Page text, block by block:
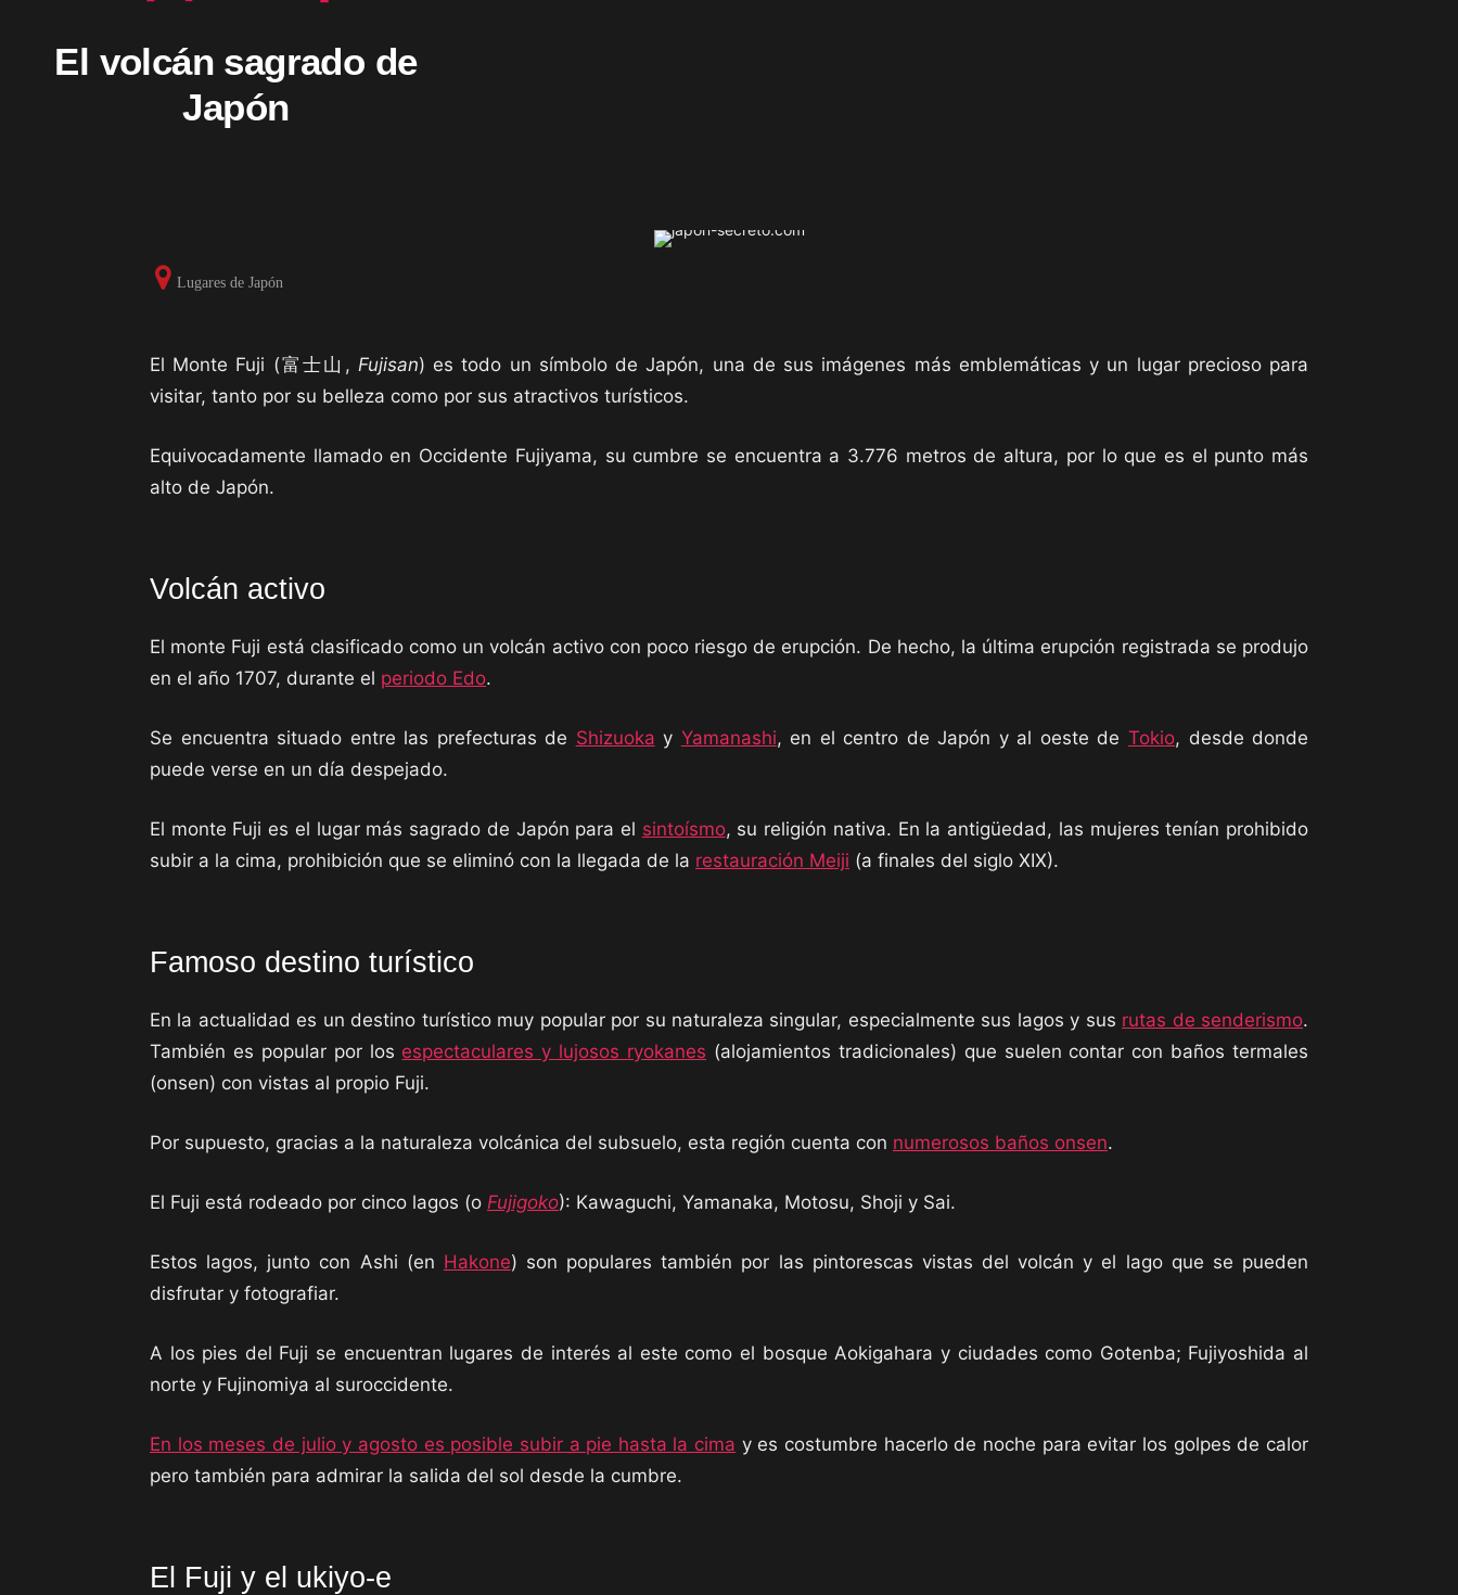
El volcán sagrado de
Japón
Lugares de Japón
El Monte Fuji (富士山, Fujisan) es todo un símbolo de Japón, una de sus imágenes más emblemáticas y un lugar precioso para
visitar, tanto por su belleza como por sus atractivos turísticos.
Equivocadamente llamado en Occidente Fujiyama, su cumbre se encuentra a 3.776 metros de altura, por lo que es el punto más
alto de Japón.
Volcán activo
El monte Fuji está clasificado como un volcán activo con poco riesgo de erupción. De hecho, la última erupción registrada se produjo
en el año 1707, durante el periodo Edo.
Se encuentra situado entre las prefecturas de Shizuoka y Yamanashi, en el centro de Japón y al oeste de Tokio, desde donde
puede verse en un día despejado.
El monte Fuji es el lugar más sagrado de Japón para el sintoísmo, su religión nativa. En la antigüedad, las mujeres tenían prohibido
subir a la cima, prohibición que se eliminó con la llegada de la restauración Meiji (a finales del siglo XIX).
Famoso destino turístico
En la actualidad es un destino turístico muy popular por su naturaleza singular, especialmente sus lagos y sus rutas de senderismo.
También es popular por los espectaculares y lujosos ryokanes (alojamientos tradicionales) que suelen contar con baños termales
(onsen) con vistas al propio Fuji.
Por supuesto, gracias a la naturaleza volcánica del subsuelo, esta región cuenta con numerosos baños onsen.
El Fuji está rodeado por cinco lagos (o Fujigoko): Kawaguchi, Yamanaka, Motosu, Shoji y Sai.
Estos lagos, junto con Ashi (en Hakone) son populares también por las pintorescas vistas del volcán y el lago que se pueden
disfrutar y fotografiar.
A los pies del Fuji se encuentran lugares de interés al este como el bosque Aokigahara y ciudades como Gotenba; Fujiyoshida al
norte y Fujinomiya al suroccidente.
En los meses de julio y agosto es posible subir a pie hasta la cima y es costumbre hacerlo de noche para evitar los golpes de calor
pero también para admirar la salida del sol desde la cumbre.
El Fuji y el ukiyo-e